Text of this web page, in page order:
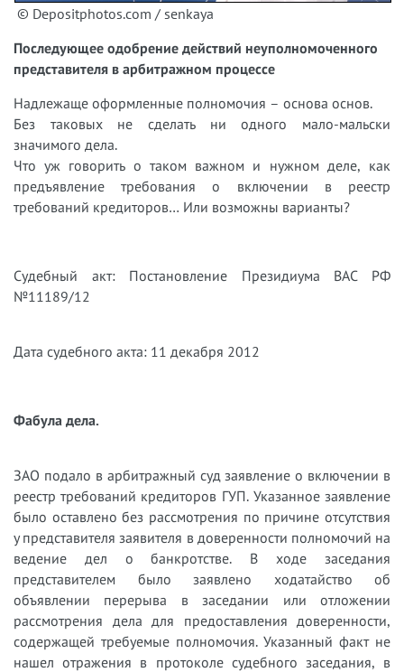
© Depositphotos.com / senkaya
Последующее одобрение действий неуполномоченного
представителя в арбитражном процессе
Надлежаще оформленные полномочия – основа основ.
Без таковых не сделать ни одного мало-мальски
значимого дела.
Что уж говорить о таком важном и нужном деле, как
предъявление требования о включении в реестр
требований кредиторов… Или возможны варианты?
Судебный акт: Постановление Президиума ВАС РФ
№11189/12
Дата судебного акта: 11 декабря 2012
Фабула дела.
ЗАО подало в арбитражный суд заявление о включении в
реестр требований кредиторов ГУП. Указанное заявление
было оставлено без рассмотрения по причине отсутствия
у представителя заявителя в доверенности полномочий на
ведение дел о банкротстве. В ходе заседания
представителем было заявлено ходатайство об
объявлении перерыва в заседании или отложении
рассмотрения дела для предоставления доверенности,
содержащей требуемые полномочия. Указанный факт не
нашел отражения в протоколе судебного заседания, в